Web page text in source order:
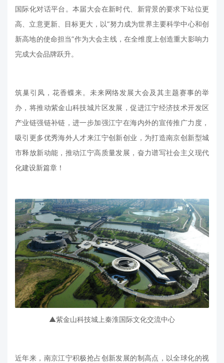
国际化对话平台。本届大会在新时代、新背景的要求下站位更
高、立意更新、目标更大，以“努力成为世界主要科学中心和创
新高地的使命担当”作为大会主线，在全维度上创造重大影响力
完成大会品牌跃升。
筑巢引凤，花香蝶来。未来网络发展大会及其主题赛事的举
办，将推动紫金山科技城片区发展，促进江宁经济技术开发区
产业链强链补链，进一步加强江宁在海内外的宣传推广力度，
吸引更多优秀海外人才来江宁创新创业，为打造南京创新型城
市释放新动能，推动江宁高质量发展，奋力谱写社会主义现代
化建设新篇章！
▲紫金山科技城上秦淮国际文化交流中心
近年来，南京江宁积极抢占创新发展的制高点，以全球化的视